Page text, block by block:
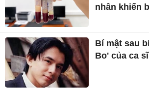
nhân khiến
Bí mật sau
Bo' của ca